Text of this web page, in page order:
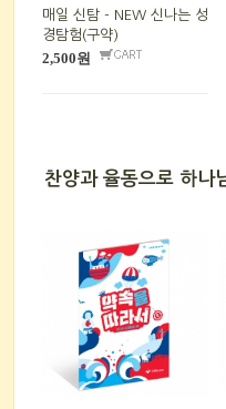
매일 신탐 - NEW 신나는 성
경탐험(구약)
2,500원
찬양과 율동으로 하나